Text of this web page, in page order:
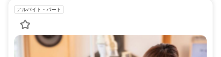
アルバイト・パート